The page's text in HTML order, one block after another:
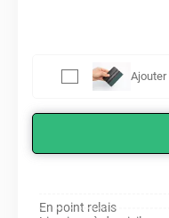
Ajouter
En point relais